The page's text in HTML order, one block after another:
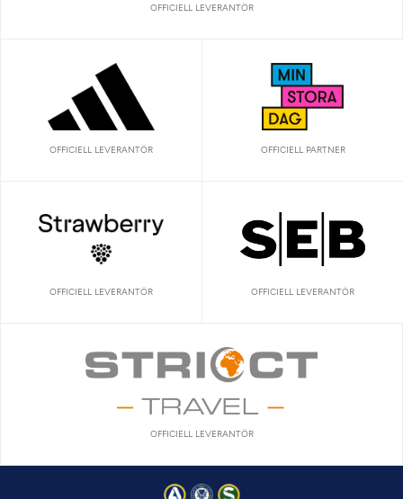
OFFICIELL LEVERANTÖR
OFFICIELL LEVERANTÖR OFFICIELL PARTNER
OFFICIELL LEVERANTÖR OFFICIELL LEVERANTÖR
OFFICIELL LEVERANTÖR